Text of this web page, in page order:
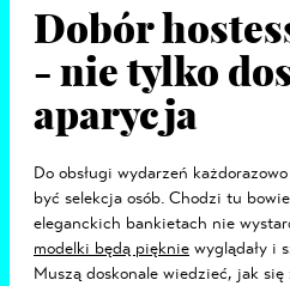
Dobór
- nie tylko
aparycja
Do obsługi wydarzeń
być selekcja osób. Chodzi tu
eleganckich bankietach nie
modelki będą pięknie wyglądały i
Muszą doskonale wiedzieć, jak